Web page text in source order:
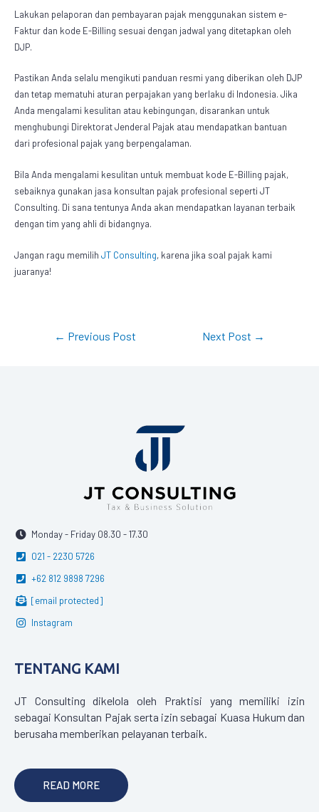
Lakukan pelaporan dan pembayaran pajak menggunakan sistem e-
Faktur dan kode E-Billing sesuai dengan jadwal yang ditetapkan oleh
DJP.
Pastikan Anda selalu mengikuti panduan resmi yang diberikan oleh DJP
dan tetap mematuhi aturan perpajakan yang berlaku di Indonesia. Jika
Anda mengalami kesulitan atau kebingungan, disarankan untuk
menghubungi Direktorat Jenderal Pajak atau mendapatkan bantuan
dari profesional pajak yang berpengalaman.
Bila Anda mengalami kesulitan untuk membuat kode E-Billing pajak,
sebaiknya gunakan jasa konsultan pajak profesional seperti JT
Consulting. Di sana tentunya Anda akan mendapatkan layanan terbaik
dengan tim yang ahli di bidangnya.
Jangan ragu memilihJT Consulting, karena jika soal pajak kami
juaranya!
← Previous Post Next Post →
Monday - Friday 08.30 - 17.30
021 - 2230 5726
+62 812 9898 7296
[email protected]
Instagram
TENTANG KAMI
JT Consulting dikelola oleh Praktisi yang memiliki izin
sebagai Konsultan Pajak serta izin sebagai Kuasa Hukum dan
berusaha memberikan pelayanan terbaik.
READ MORE